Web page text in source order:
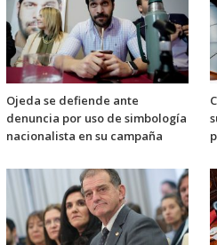
Ojeda se defiende ante
denuncia por uso de simbología
nacionalista en su campaña